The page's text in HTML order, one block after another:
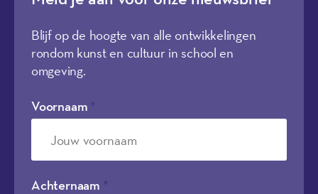
Blijf op de hoogte van alle ontwikkelingen
rondom kunst en cultuur in school en
omgeving.
Voornaam
Achternaam